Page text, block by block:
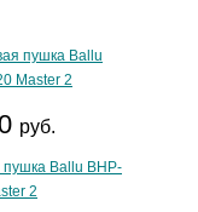
руб.
пушка Ballu BHP-
2